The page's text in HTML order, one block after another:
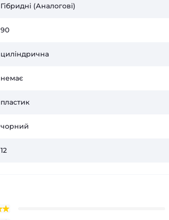
Гібридні (Аналогові)
90
циліндрична
немає
пластик
чорний
12